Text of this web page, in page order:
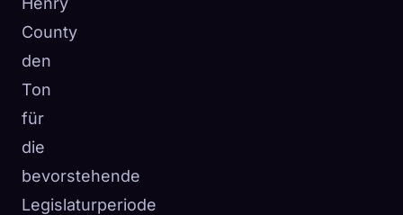
County
den
Ton
für
die
bevorstehende
Legislaturperiode